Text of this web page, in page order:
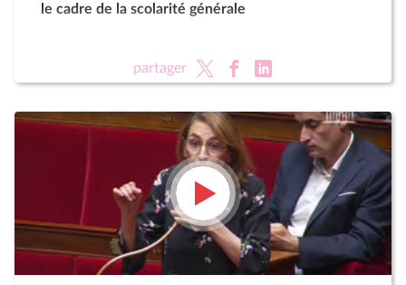
le cadre de la scolarité générale
partager